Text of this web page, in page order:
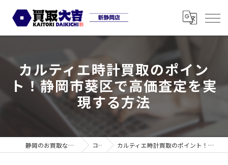
カルティエ時計買取のポイン
ト！静岡市葵区で高価査定を実
現する方法
静岡のお買取なら買取大吉 新静岡店 コラム カルティエ時計買取のポイント！静岡市葵区で高価査定を実現する方法